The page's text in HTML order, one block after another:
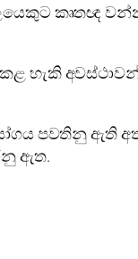
කෘතඥ
හැකි
පවතිනු ඇති
ඇත.